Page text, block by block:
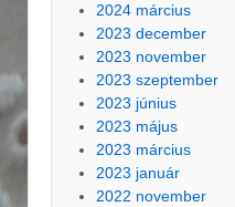
2024 március
2023 december
2023 november
2023 szeptember
2023 június
2023 május
2023 március
2023 január
2022 november